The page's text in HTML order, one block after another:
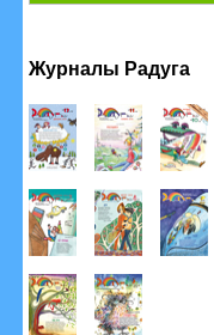
Журналы Радуга